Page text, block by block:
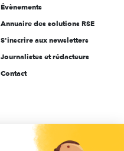
Évènements
Annuaire des solutions RSE
S'inscrire aux newsletters
Journalistes et rédacteurs
Contact